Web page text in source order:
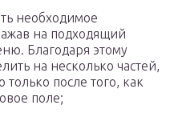
необходимое
на подходящий
Благодаря этому
на несколько частей,
только после того, как
поле;